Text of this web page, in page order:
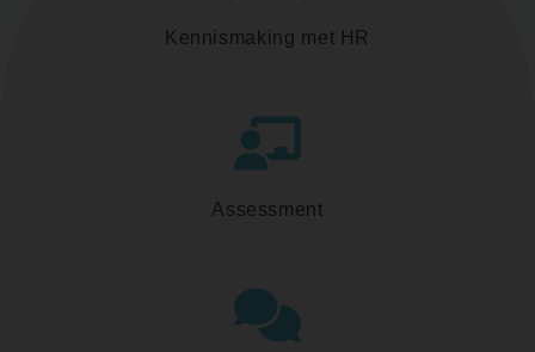
Kennismaking met HR
Assessment